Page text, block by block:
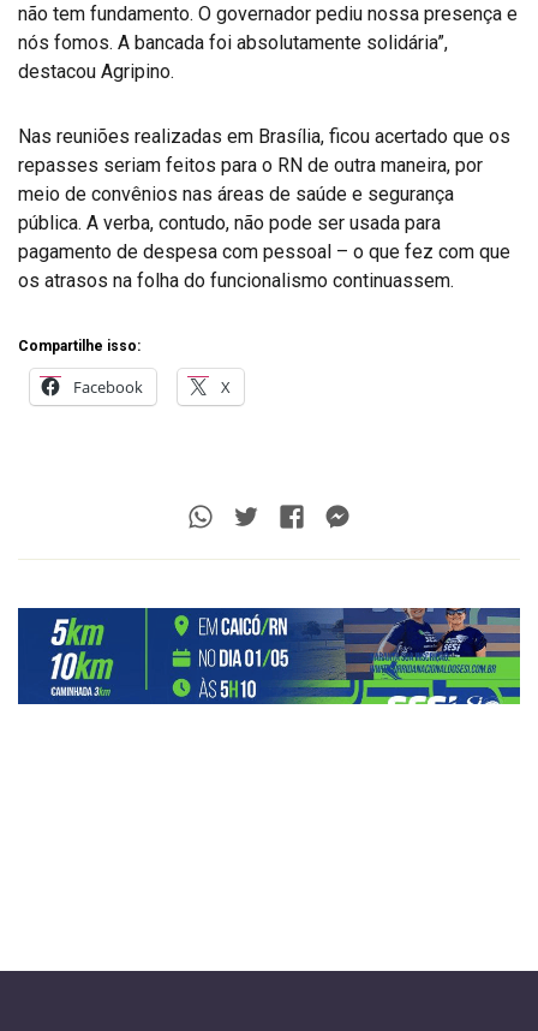
não tem fundamento. O governador pediu nossa presença e
nós fomos. A bancada foi absolutamente solidária”,
destacou Agripino.
Nas reuniões realizadas em Brasília, ficou acertado que os
repasses seriam feitos para o RN de outra maneira, por
meio de convênios nas áreas de saúde e segurança
pública. A verba, contudo, não pode ser usada para
pagamento de despesa com pessoal – o que fez com que
os atrasos na folha do funcionalismo continuassem.
Compartilhe isso:
Facebook X
Whatsapp
TwitterFacebook